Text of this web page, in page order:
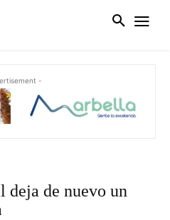
-
deja de nuevo un